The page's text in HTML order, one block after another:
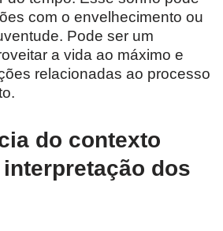
com o envelhecimento ou
Pode ser um
a vida ao máximo e
relacionadas ao processo
do contexto
dos